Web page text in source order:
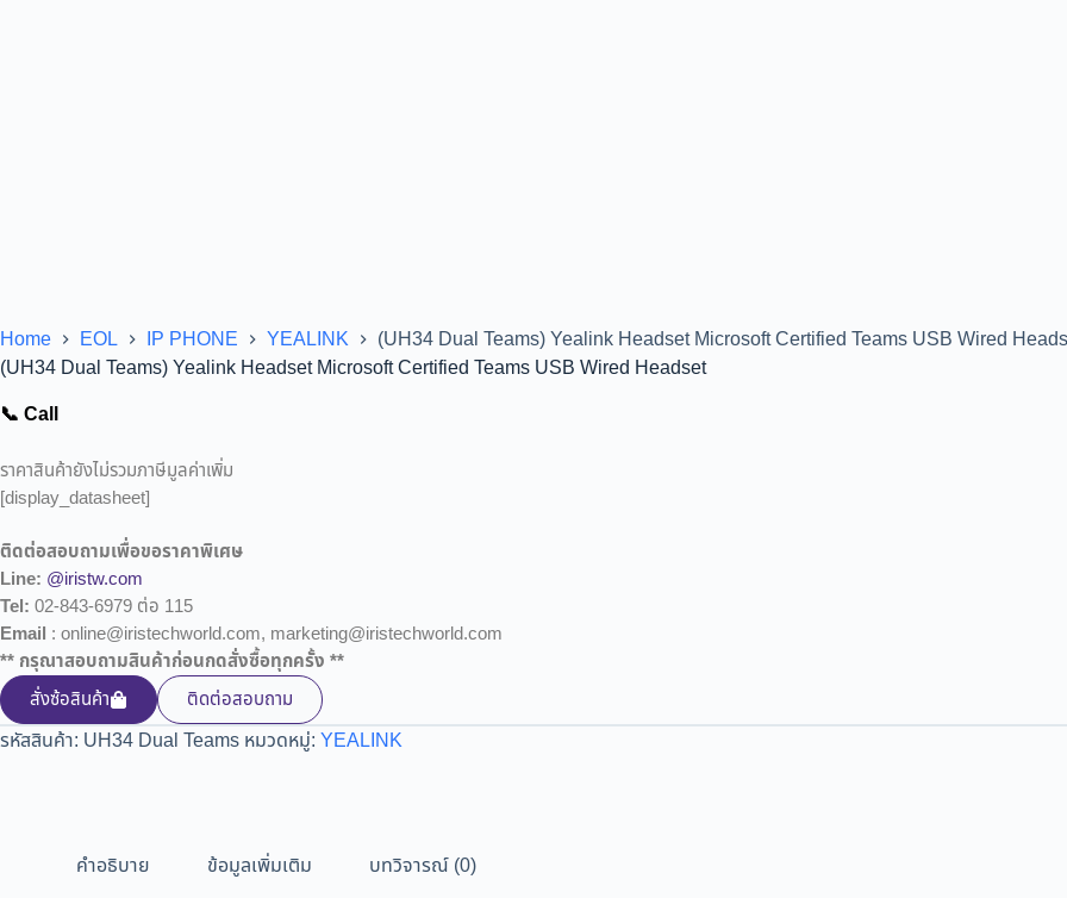
Home EOL IP PHONE YEALINK
(UH34 Dual Teams) Yealink Headset Microsoft Certified Teams USB Wired
(UH34 Dual Teams) Yealink Headset Microsoft Certified Teams USB Wired Headset
📞 Call
ราคาสินค้ายังไม่รวมภาษีมูลค่าเพิ่ม
[display_datasheet]
ติดต่อสอบถามเพื่อขอราคาพิเศษ
Line: @iristw.com
Tel: 02-843-6979 ต่อ 115
Email : online@iristechworld.com, marketing@iristechworld.com
** กรุณาสอบถามสินค้าก่อนกดสั่งซื้อทุกครั้ง **
สั่งซ้อสินค้า
ติดต่อสอบถาม
รหัสสินค้า: UH34 Dual Teams หมวดหมู่: YEALINK
คำอธิบาย ข้อมูลเพิ่มเติม บทวิจารณ์ (0)